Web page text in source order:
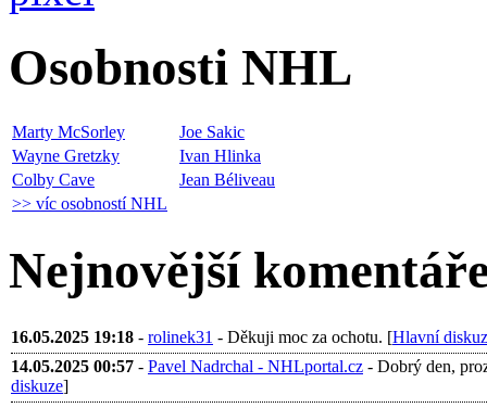
Osobnosti NHL
Marty McSorley
Joe Sakic
Wayne Gretzky
Ivan Hlinka
Colby Cave
Jean Béliveau
>> víc osobností NHL
Nejnovější
16.05.2025 19:18 - rolinek31 - Děkuji moc za ochotu. [Hlavní
14.05.2025 00:57 - Pavel Nadrchal - NHLportal.cz - Dobrý den,
diskuze]